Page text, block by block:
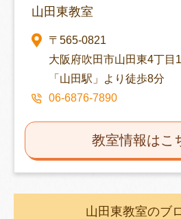
山田東教室
〒565-0821
大阪府吹田市山田東4丁目
「山田駅」より徒歩8分
06-6876-7890
教室情報はこ
山田東教室のブ